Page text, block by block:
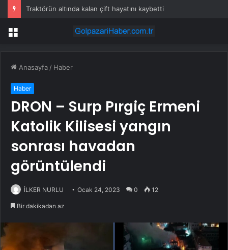
Traktörün altında kalan çift hayatını kaybetti
Menü
Anasayfa / Haber
Haber
DRON – Surp Pırgiç Ermeni
Katolik Kilisesi yangın
sonrası havadan
görüntülendi
İLKER NURLU Ocak 24, 2023 0 12
Bir dakikadan az